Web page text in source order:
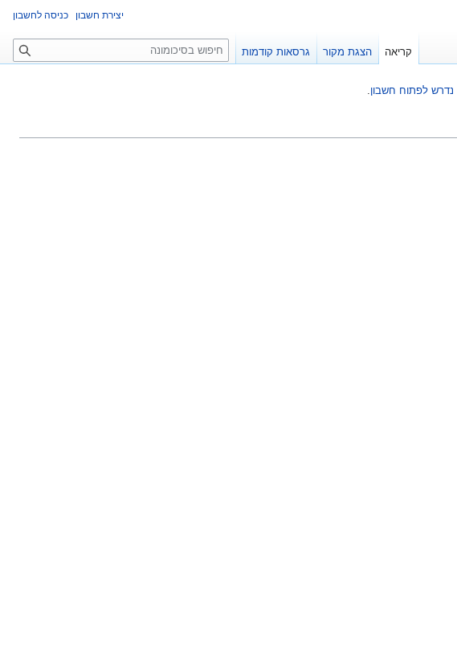
נדרש לפתוח חשבון.
יצירת חשבון כניסה לחשבון
קריאה הצגת מקור גרסאות קודמות
ח
י